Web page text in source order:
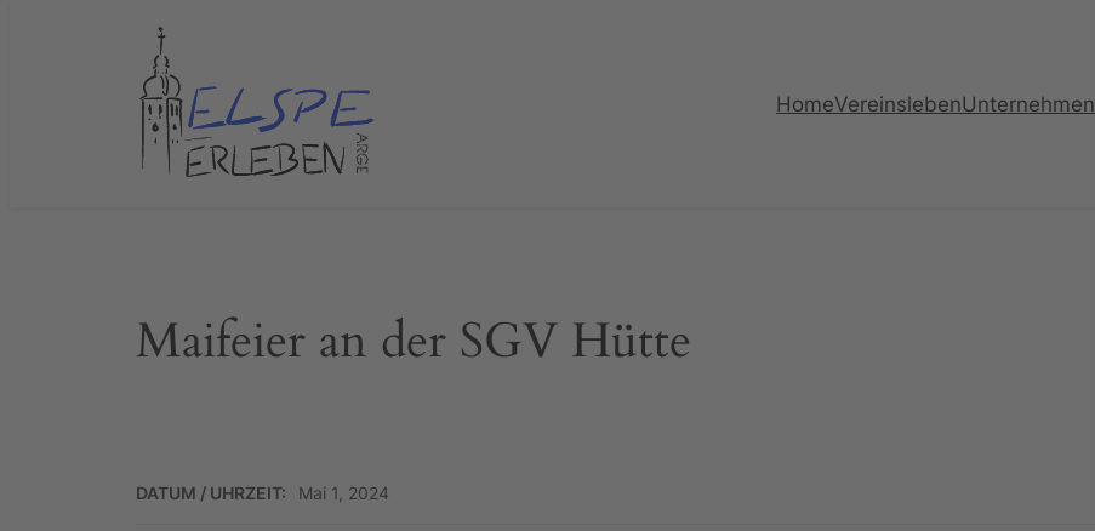
HomeVereinslebenUnternehmen
Maifeier an der SGV Hütte
DATUM / UHRZEIT: Mai 1, 2024